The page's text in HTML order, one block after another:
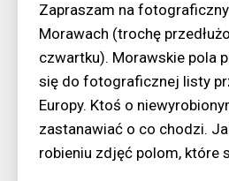
Zapraszam na
Morawach (trochę
czwartku). Morawskie pola
się do fotograficznej listy
Europy. Ktoś o
zastanawiać o co chodzi.
robieniu zdjęć polom, które